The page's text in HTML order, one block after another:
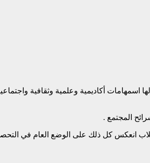
كردفان والسودان ولها اسمهامات أكاديمية وعلمية
المجتمع .
والطلاب انعكس كل ذلك على الوضع العام